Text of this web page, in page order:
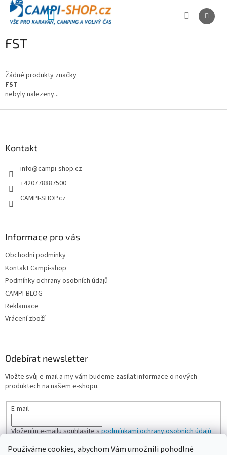
Používáme cookies, abychom Vám umožnili pohodlné
Přejít
obsah
NÁKUPNÍ
FST
Žádné produkty značky
FST
nebyly nalezeny...
Kontakt
info@campi-shop.cz
+420778887500
CAMPI-SHOP.cz
Informace pro vás
Obchodní podmínky
Kontakt Campi-shop
Podmínky ochrany osobních údajů
CAMPI-BLOG
Reklamace
Vrácení zboží
Odebírat newsletter
Vložte svůj e-mail a my vám budeme zasílat informace o nových
produktech na našem e-shopu.
E-mail
Vložením e-mailu souhlasíte spodmínkami ochrany osobních údajů